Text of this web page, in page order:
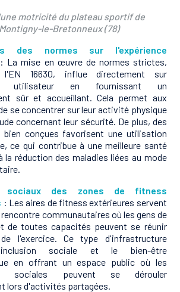
motricité du plateau sportif de
Montigny-le-Bretonneux (78)
des normes sur l'expérience
: La mise en œuvre de normes strictes,
16630, influe directement sur
utilisateur en fournissant un
sûr et accueillant. Cela permet aux
se concentrer sur leur activité physique
concernant leur sécurité. De plus, des
bien conçues favorisent une utilisation
ce qui contribue à une meilleure santé
la réduction des maladies liées au mode
sociaux des zones de fitness
: Les aires de fitness extérieures servent
communautaires où les gens de
de toutes capacités peuvent se réunir
l'exercice. Ce type d'infrastructure
sociale et le bien-être
en offrant un espace public où les
sociales peuvent se dérouler
lors d'activités partagées.